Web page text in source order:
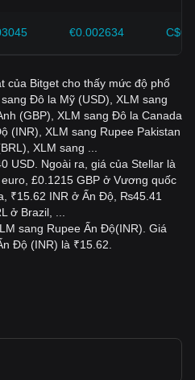
€0.002634
của Bitget cho thấy mức độ phổ
Đô la Mỹ (USD), XLM sang
(GBP), XLM sang Đô la Canada
(INR), XLM sang Rupee Pakistan
XLM sang ...
USD. Ngoài ra, giá của Stellar là
£0.1215 GBP ở Vương quốc
₹15.62 INR ở Ấn Độ, ₨45.41
ở Brazil, ...
sang Rupee Ấn Độ(INR). Giá
Độ (INR) là ₹15.62.